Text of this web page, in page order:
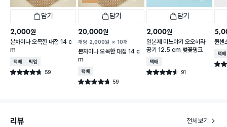
담기
2,000원
본차이나 오목한 대접 14 c
m
택배배송매장픽업
별점 4.7점 59
건 작성
담기
20,000원
개당 2,000원 10개
본차이나 오목한 대접 14 c
m
택배배송
별점 4.7점 59
건 작성
담기
2,000원
일본제 미노야키 오오히라
공기 12.5 cm 벚꽃핑크
택배배송
별점 4.6점 91
건 작성
퀸센
택배
별점
리뷰 전체보기